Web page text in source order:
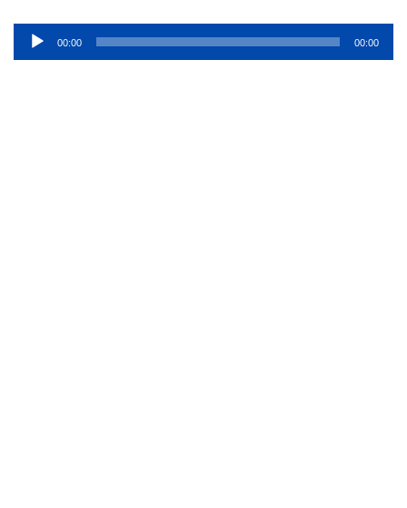
Reproductor
de
00:00 00:00